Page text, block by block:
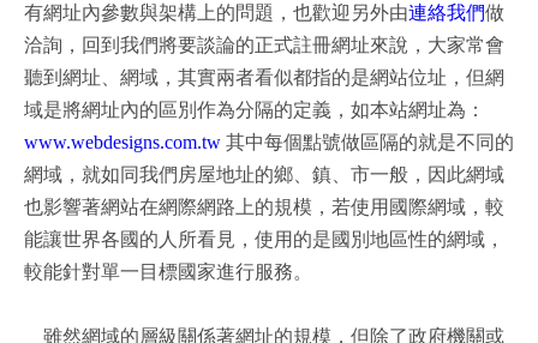
有網址內參數與架構上的問題，也歡迎另外由連絡我們做
洽詢，回到我們將要談論的正式註冊網址來說，大家常會
聽到網址、網域，其實兩者看似都指的是網站位址，但網
域是將網址內的區別作為分隔的定義，如本站網址為：
www.webdesigns.com.tw 其中每個點號做區隔的就是不同的
網域，就如同我們房屋地址的鄉、鎮、市一般，因此網域
也影響著網站在網際網路上的規模，若使用國際網域，較
能讓世界各國的人所看見，使用的是國別地區性的網域，
較能針對單一目標國家進行服務。
雖然網域的層級關係著網址的規模，但除了政府機關或